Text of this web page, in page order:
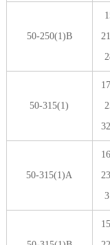
50-250(1)B
50-315(1)
50-315(1)A